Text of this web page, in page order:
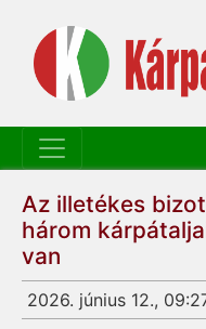
Az illetékes
három
van
2026. június 12.,